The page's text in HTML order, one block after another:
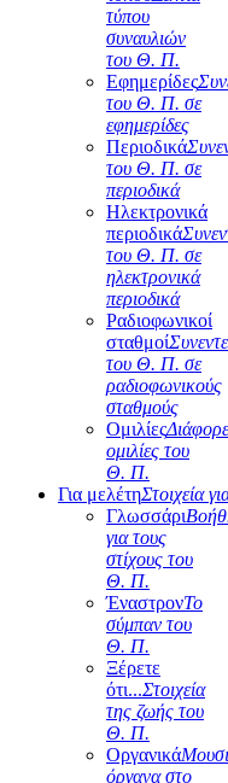
τύπου
συναυλιών
του Θ. Π.
Εφημερίδες
του Θ. Π. σε
εφημερίδες
Περιοδικά
του Θ. Π. σε
περιοδικά
Ηλεκτρονικά
περιοδικά
του Θ. Π. σε
ηλεκτρονικά
περιοδικά
Ραδιοφωνικοί
σταθμοί
του Θ. Π. σε
ραδιοφωνικούς
σταθμούς
Ομιλίες
ομιλίες του
Θ. Π.
Για μελέτηΣτοιχεία
Γλωσσάρι
για τους
στίχους του
Θ. Π.
ΈναστρονΤο
σύμπαν του
Θ. Π.
Ξέρετε
ότι...Στοιχεία
της ζωής του
Θ. Π.
Οργανικά
όργανα στο